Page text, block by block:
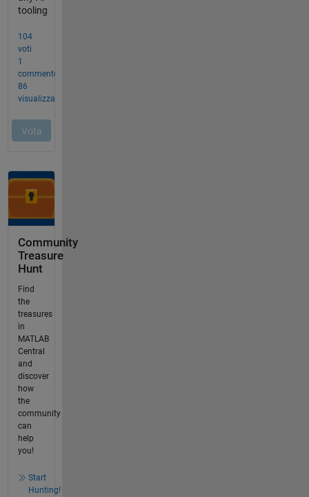
Community
Treasure
Hunt
Find
the
treasures
in
MATLAB
Central
and
discover
how
the
community
can
help
you!
Start
Hunting!